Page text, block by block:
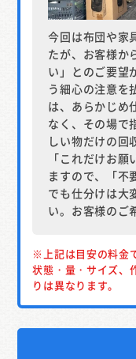
今回は布団や家
たが、お客様か
い」とのご要望
う細心の注意を
は、あらかじめ
なく、その場で
しい物だけの回
「これだけお
ますので、「不
でも仕分けは大
い。お客様のご
※上記は目安の料金
状態・量・サイズ、
りは異なります。